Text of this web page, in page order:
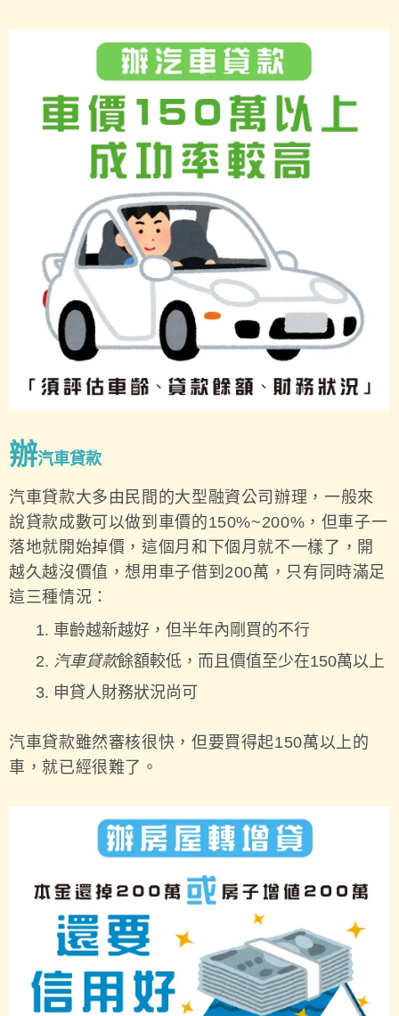
辦汽車貸款
汽車貸款大多由民間的大型融資公司辦理，一般來
說貸款成數可以做到車價的150%~200%，但車子一
落地就開始掉價，這個月和下個月就不一樣了，開
越久越沒價值，想用車子借到200萬，只有同時滿足
這三種情況：
車齡越新越好，但半年內剛買的不行
汽車貸款餘額較低，而且價值至少在150萬以上
申貸人財務狀況尚可
汽車貸款雖然審核很快，但要買得起150萬以上的
車，就已經很難了。